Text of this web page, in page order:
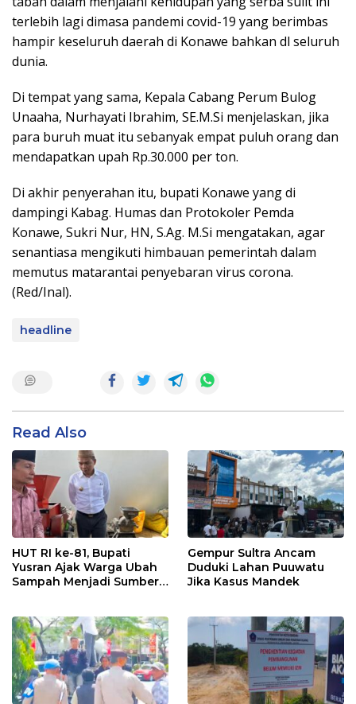
terlebih lagi dimasa pandemi covid-19 yang berimbas
hampir keseluruh daerah di Konawe bahkan dl seluruh
dunia.
Di tempat yang sama, Kepala Cabang Perum Bulog
Unaaha, Nurhayati Ibrahim, SE.M.Si menjelaskan, jika
para buruh muat itu sebanyak empat puluh orang dan
mendapatkan upah Rp.30.000 per ton.
Di akhir penyerahan itu, bupati Konawe yang di
dampingi Kabag. Humas dan Protokoler Pemda
Konawe, Sukri Nur, HN, S.Ag. M.Si mengatakan, agar
senantiasa mengikuti himbauan pemerintah dalam
memutus matarantai penyebaran virus corona.
(Red/Inal).
headline
Read Also
HUT RI ke-81, Bupati
Yusran Ajak Warga Ubah
Sampah Menjadi Sumber
Gempur Sultra Ancam
Duduki Lahan Puuwatu
Jika Kasus Mandek